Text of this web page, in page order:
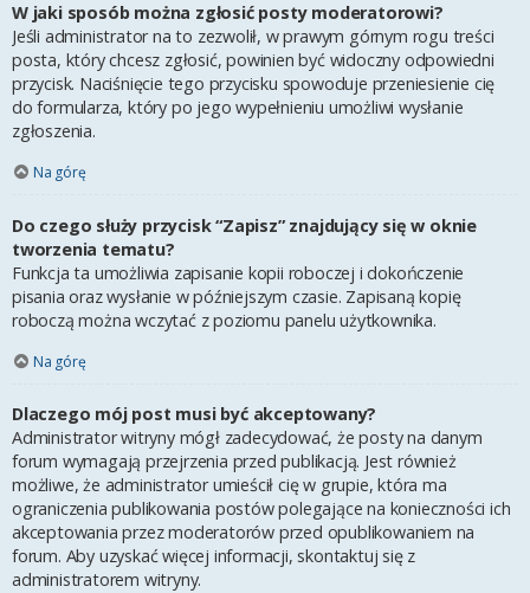
W jaki sposób można zgłosić posty moderatorowi?
Jeśli administrator na to zezwolił, w prawym górnym rogu treści
posta, który chcesz zgłosić, powinien być widoczny odpowiedni
przycisk. Naciśnięcie tego przycisku spowoduje przeniesienie cię
do formularza, który po jego wypełnieniu umożliwi wysłanie
zgłoszenia.
Na górę
Do czego służy przycisk “Zapisz” znajdujący się w oknie
tworzenia tematu?
Funkcja ta umożliwia zapisanie kopii roboczej i dokończenie
pisania oraz wysłanie w późniejszym czasie. Zapisaną kopię
roboczą można wczytać z poziomu panelu użytkownika.
Na górę
Dlaczego mój post musi być akceptowany?
Administrator witryny mógł zadecydować, że posty na danym
forum wymagają przejrzenia przed publikacją. Jest również
możliwe, że administrator umieścił cię w grupie, która ma
ograniczenia publikowania postów polegające na konieczności ich
akceptowania przez moderatorów przed opublikowaniem na
forum. Aby uzyskać więcej informacji, skontaktuj się z
administratorem witryny.